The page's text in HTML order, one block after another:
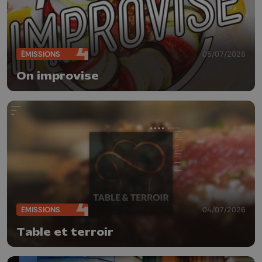
ÉMISSIONS 05/07/2026
On improvise
ÉMISSIONS 04/07/2026
Table et terroir